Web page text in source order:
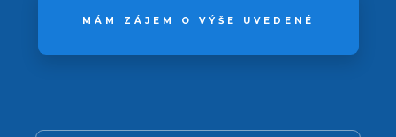
MÁM ZÁJEM O VÝŠE UVEDENÉ